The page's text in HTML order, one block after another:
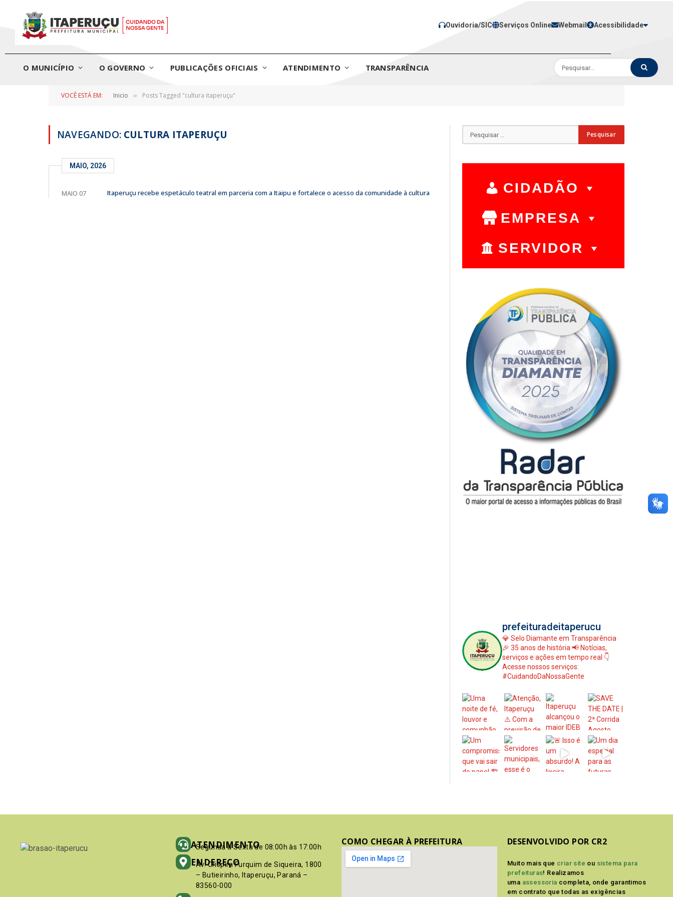
Ouvidoria/SIC Serviços Online Webmail Acessibilidade
O MUNICÍPIO O GOVERNO PUBLICAÇÕES OFICIAIS ATENDIMENTO TRANSPARÊNCIA
VOCÊ ESTÁ EM: Inicio » Posts Tagged "cultura itaperuçu"
NAVEGANDO: CULTURA ITAPERUÇU
MAIO, 2026
MAIO 07 Itaperuçu recebe espetáculo teatral em parceria com a Itaipu e fortalece o acesso da comunidade à cultura
CIDADÃO
EMPRESA
SERVIDOR
prefeituradeitaperucu
💎 Selo Diamante em Transparência
🎉 35 anos de história 📢 Notícias,
serviços e ações em tempo real 👇
Acesse nossos serviços:
#CuidandoDaNossaGente
ATENDIMENTO
Segunda à Sexta de 08:00h às 17:00h
ENDEREÇO
Av. Crispim Furquim de Siqueira, 1800
– Butieirinho, Itaperuçu, Paraná –
83560-000
COMO CHEGAR À PREFEITURA DESENVOLVIDO POR CR2
Muito mais que criar site ou sistema para
prefeituras! Realizamos
uma assessoria completa, onde garantimos
em contrato que todas as exigências